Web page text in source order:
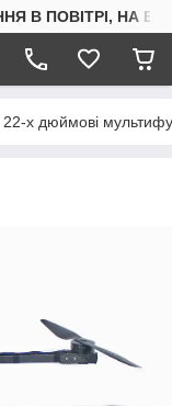
В ПОВІТРІ, НА
22-х дюймові